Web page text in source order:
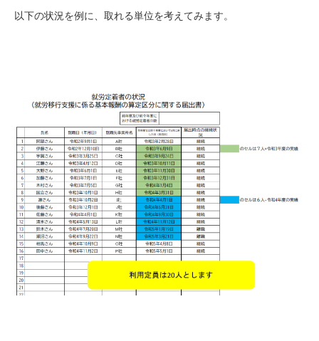
以下の状況を例に、取れる単位を考えてみます。